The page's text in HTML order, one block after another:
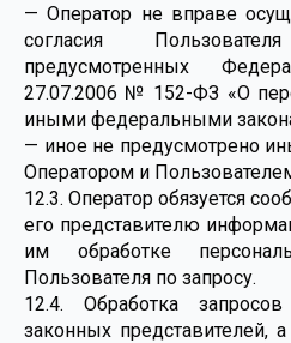
— Оператор не вправе
согласия
предусмотренных
27.07.2006 № 152-ФЗ «О
иными федеральными
— иное не предусмотрено
Оператором и
12.3. Оператор обязуется
его представителю
им обработке
Пользователя по запросу.
12.4. Обработка
законных представителей,